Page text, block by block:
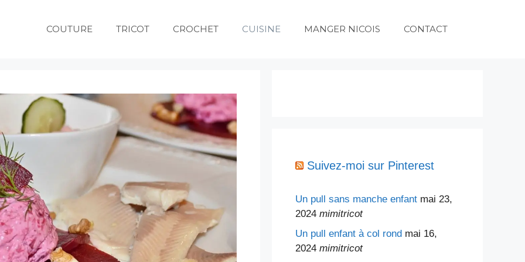
COUTURE TRICOT CROCHET CUISINE MANGER NICOIS CONTACT
Suivez-moi sur Pinterest
Un pull sans manche enfant mai 23,
2024 mimitricot
Un pull enfant à col rond mai 16,
2024 mimitricot